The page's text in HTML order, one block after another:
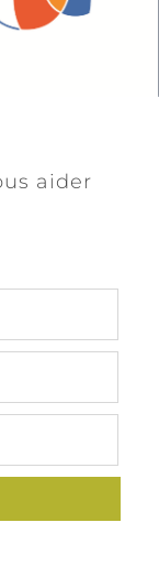
aider